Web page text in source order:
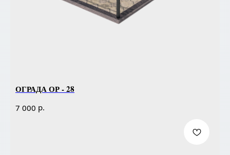
ОГРАДА ОР - 28
7 000 р.